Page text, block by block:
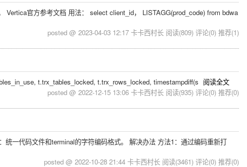
官方参考文档 用法： select client_id， LISTAGG(prod_code) from bdwa
posted @ 2023-04-03 12:17 卡卡西村长 阅读(809) 评论(0) 推荐(1)
t.trx_tables_locked, t.trx_rows_locked, timestampdiff(s 阅读全文
posted @ 2022-12-15 13:06 卡卡西村长 阅读(935) 评论(0) 推荐(0)
一代码文件和terminal的字符编码格式。 解决办法 方法1：通过编码重新打
posted @ 2022-10-28 21:44 卡卡西村长 阅读(3461) 评论(0) 推荐(0)